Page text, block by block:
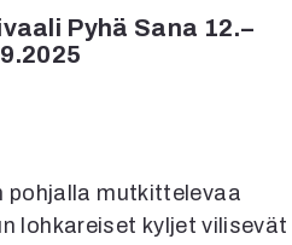
Pyhä Sana 12.–
pohjalla mutkittelevaa
lohkareiset kyljet vilisevät